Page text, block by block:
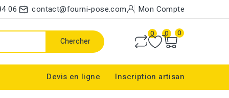
06 contact@fourni-pose.com Mon Compte
Chercher
0 0 0
Devis en ligne Inscription artisan